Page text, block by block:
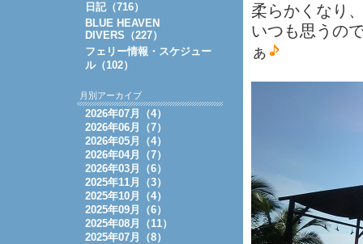
柔らかくなり
いつも思うの
ぁ
日記（716）
BLUE HEAVEN
DIVERS（227）
フェリー情報・スケジュー
ル（102）
月別アーカイブ
2026年07月（4）
2026年06月（7）
2026年05月（4）
2026年04月（7）
2026年03月（6）
2025年11月（3）
2025年10月（4）
2025年09月（6）
2025年08月（11）
2025年07月（8）